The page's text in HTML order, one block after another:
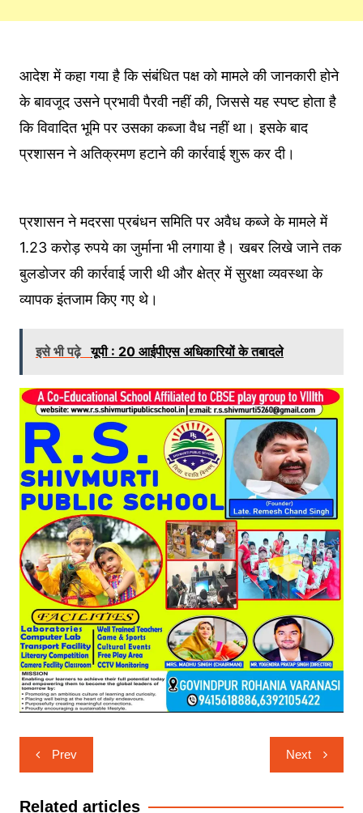
आदेश में कहा गया है कि संबंधित पक्ष को मामले की जानकारी होने
के बावजूद उसने प्रभावी पैरवी नहीं की, जिससे यह स्पष्ट होता है
कि विवादित भूमि पर उसका कब्जा वैध नहीं था। इसके बाद
प्रशासन ने अतिक्रमण हटाने की कार्रवाई शुरू कर दी।
प्रशासन ने मदरसा प्रबंधन समिति पर अवैध कब्जे के मामले में
1.23 करोड़ रुपये का जुर्माना भी लगाया है। खबर लिखे जाने तक
बुलडोजर की कार्रवाई जारी थी और क्षेत्र में सुरक्षा व्यवस्था के
व्यापक इंतजाम किए गए थे।
इसे भी पढ़े यूपी : 20 आईपीएस अधिकारियों के तबादले
Post
navigation
Prev Next
Related articles